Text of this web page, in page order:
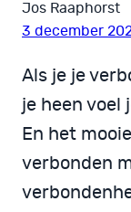
Jos Raaphorst
3 december
Als je je
je heen voel
En het
verbonden